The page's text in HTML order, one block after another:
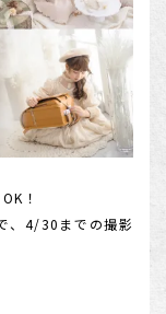
！
、4/30までの撮影